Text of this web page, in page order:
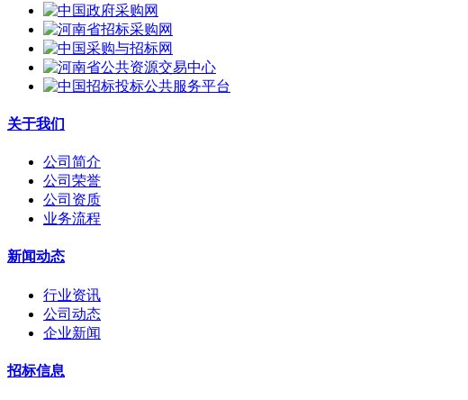
关于我们
公司简介
公司荣誉
公司资质
业务流程
新闻动态
行业资讯
公司动态
企业新闻
招标信息